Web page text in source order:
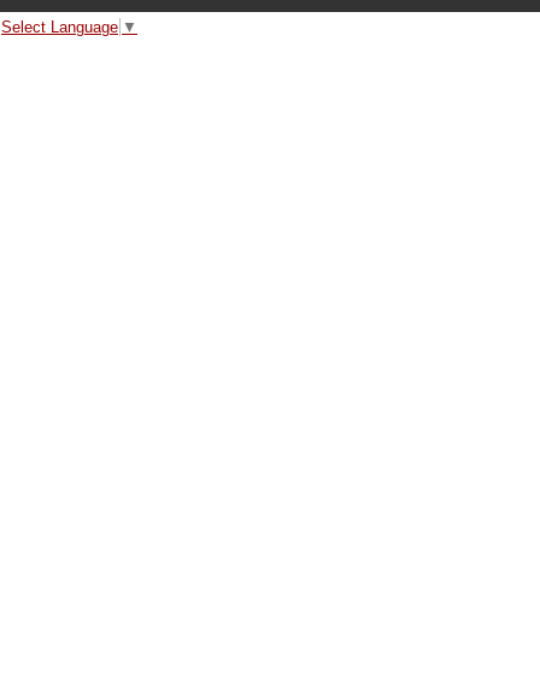
Select Language ▼